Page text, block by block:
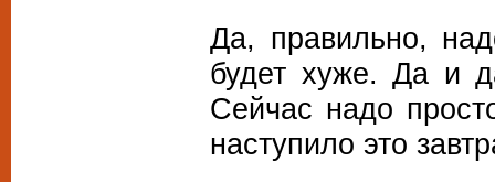
Да, правильно,
будет хуже. Да и
Сейчас надо
наступило это